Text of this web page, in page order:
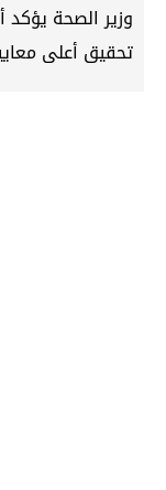
وزير الصحة
تحقيق أعلى